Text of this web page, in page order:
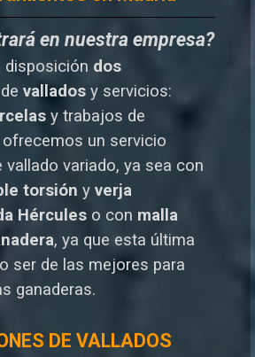
en nuestra empresa?
disposición dos
de vallados y servicios:
y trabajos de
frecemos un servicio
vallado variado, ya sea con
torsión y verja
Hércules o con malla
, ya que esta última
ser de las mejores para
ganaderas.
DE VALLADOS